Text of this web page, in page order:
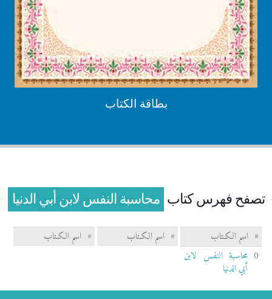
بطاقة الكتاب
تصفح فهرس كتاب محاسبة النفس لابن أبي الدنيا
# اسم الكـتاب # اسم الكـتاب # اسم الكـتاب
0 محاسبة النفس لابن
أبي الدنيا